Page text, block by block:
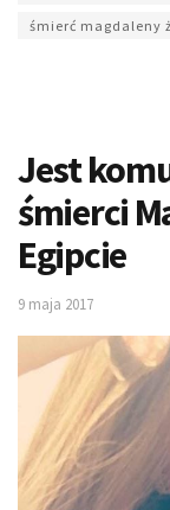
śmierć magdaleny
Jest
śmierci
Egipcie
9 maja 2017